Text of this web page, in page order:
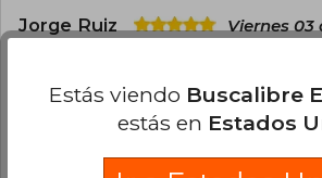
Jorge Ruiz
Viernes 03
de 20 días en un pedido hecho a
edición de España. Tiene hasta el
Esta opinión es útil
Estás viendo Buscalibre
estás en Estados